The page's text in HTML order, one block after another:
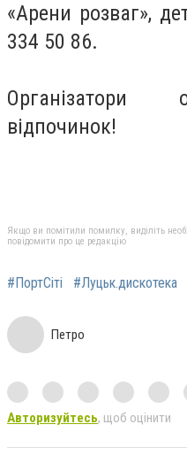
«Арени розваг»,
334 50 86.
Організатори
відпочинок!
Якщо ви помітили помилку, виділіть
повідомити про це редакцію
#ПортСіті #Луцьк.дискотека
Петро
Авторизуйтесь, щоб оцінити